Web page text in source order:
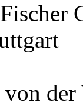
der